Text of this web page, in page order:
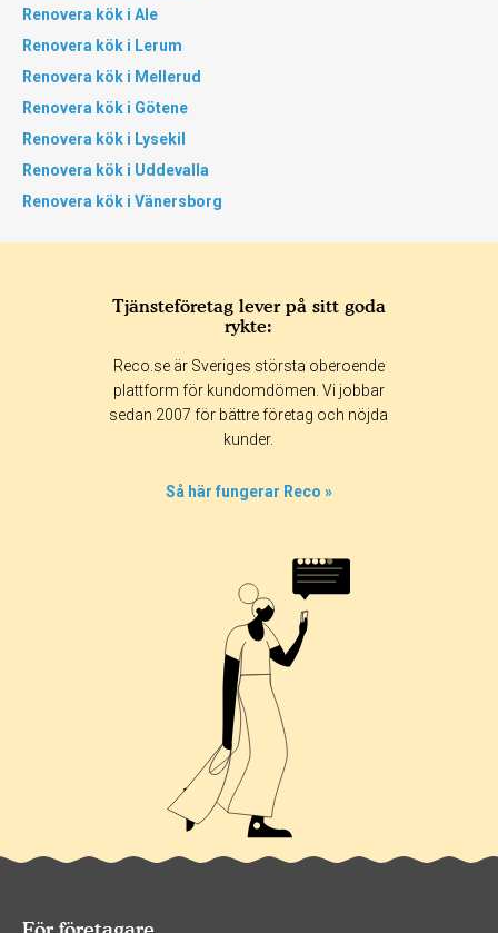
Renovera kök i Ale
Renovera kök i Lerum
Renovera kök i Mellerud
Renovera kök i Götene
Renovera kök i Lysekil
Renovera kök i Uddevalla
Renovera kök i Vänersborg
Tjänsteföretag lever på sitt goda
rykte:
Reco.se är Sveriges största oberoende
plattform för kundomdömen. Vi jobbar
sedan 2007 för bättre företag och nöjda
kunder.
Så här fungerar Reco »